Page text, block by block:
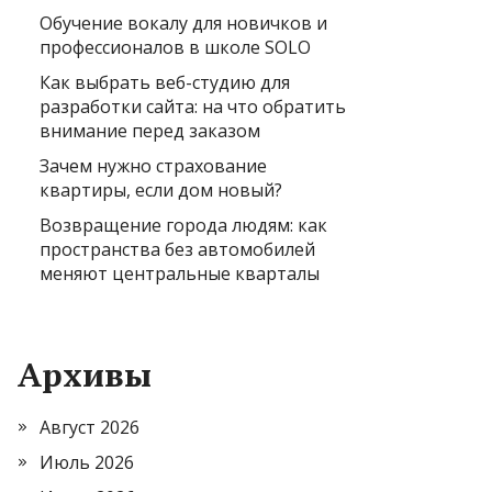
Обучение вокалу для новичков и
профессионалов в школе SOLO
Как выбрать веб-студию для
разработки сайта: на что обратить
внимание перед заказом
Зачем нужно страхование
квартиры, если дом новый?
Возвращение города людям: как
пространства без автомобилей
меняют центральные кварталы
Архивы
Август 2026
Июль 2026